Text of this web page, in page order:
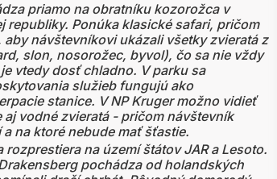
priamo na obratníku kozorožca v
Ponúka klasické safari, pričom
návštevníkovi ukázali všetky zvieratá z
slon, nosorožec, byvol), čo sa nie vždy
vtedy dosť chladno. V parku sa
služieb fungujú ako
stanice. V NP Kruger možno vidieť
vodné zvieratá - pričom návštevník
na ktoré nebude mať šťastie.
rozprestiera na území štátov JAR a Lesoto.
pochádza od holandských